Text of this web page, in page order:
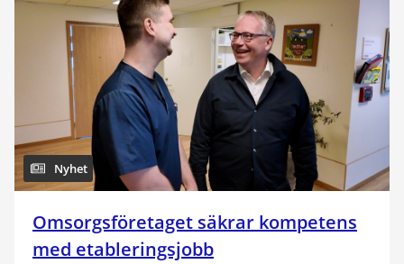
Nyhet
Omsorgsföretaget säkrar kompetens
med etableringsjobb